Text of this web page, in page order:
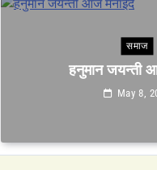
समाज
हनुमान जयन्ती
May 8,